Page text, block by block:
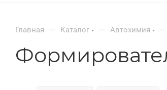
Главная — Каталог — Автохимия —